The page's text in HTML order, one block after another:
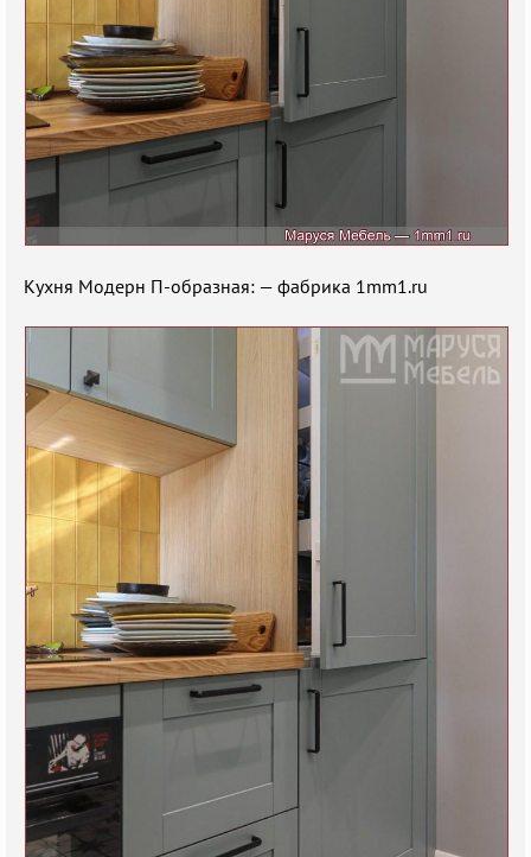
Кухня Модерн П-образная: — фабрика 1mm1.ru